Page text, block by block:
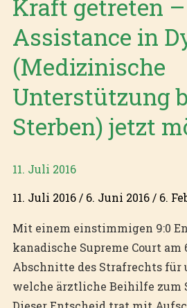
Kraft getreten
Assistance in
(Medizinische
Unterstützung
Sterben) jetzt
11. Juli 2016
11. Juli 2016 / 6. Juni 2016 / 6.
Mit einem einstimmigen 9:0
kanadische Supreme Court am
Abschnitte des Strafrechts
welche ärztliche Beihilfe zum